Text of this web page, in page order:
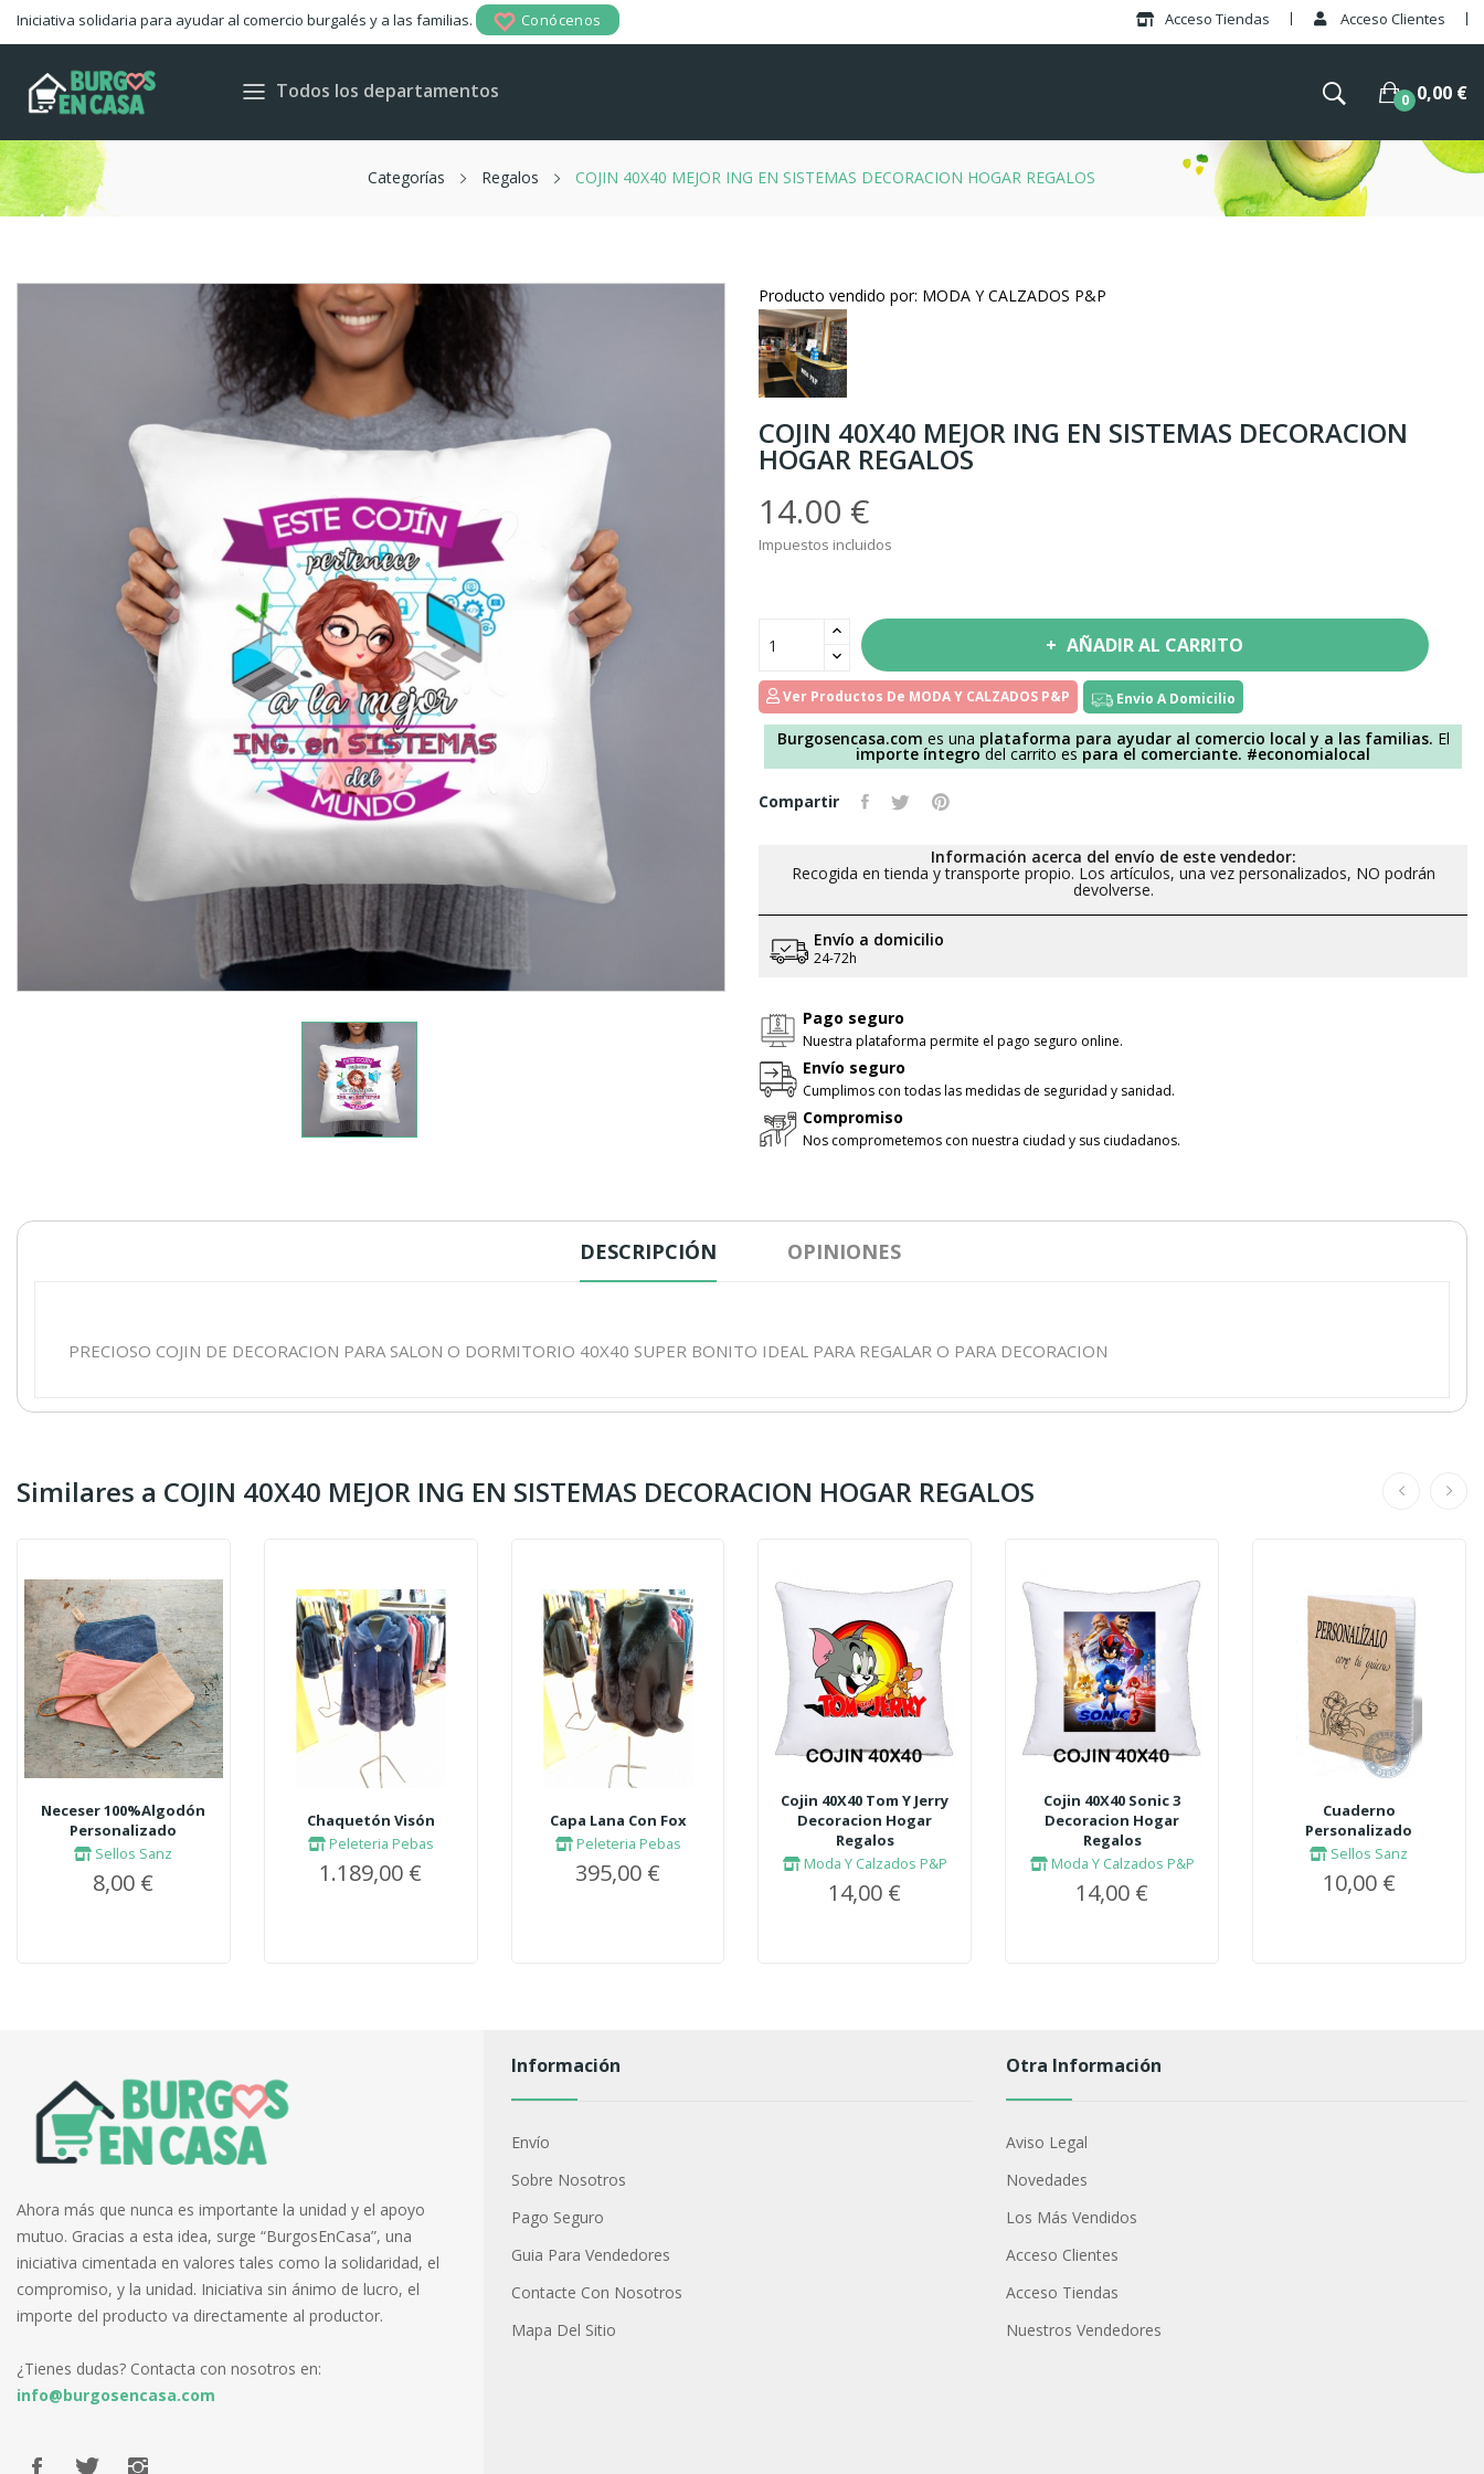
Acceso Clientes
Acceso Tiendas
Iniciativa solidaria para ayudar al comercio burgalés y a las familias. Conócenos
Todos los departamentos 0 0,00 €
Categorías Regalos COJIN 40X40 MEJOR ING EN SISTEMAS DECORACION HOGAR REGALOS
Producto vendido por: MODA Y CALZADOS P&P
COJIN 40X40 MEJOR ING EN SISTEMAS DECORACION
HOGAR REGALOS
14.00 €
Impuestos incluidos
AÑADIR AL CARRITO
Ver Productos De MODA Y CALZADOS P&P Envio A Domicilio
Burgosencasa.com es una plataforma para ayudar al comercio local y a las familias. El
importe íntegrodel carrito es para el comerciante. #economialocal
Compartir
Información acerca del envío de este vendedor:
Recogida en tienda y transporte propio. Los artículos, una vez personalizados, NO podrán
devolverse.
Envío a domicilio
24-72h
Pago seguro
Nuestra plataforma permite el pago seguro online.
Envío seguro
Cumplimos con todas las medidas de seguridad y sanidad.
Compromiso
Nos comprometemos con nuestra ciudad y sus ciudadanos.
DESCRIPCIÓN OPINIONES
PRECIOSO COJIN DE DECORACION PARA SALON O DORMITORIO 40X40 SUPER BONITO IDEAL PARA REGALAR O PARA DECORACION
Similares a COJIN 40X40 MEJOR ING EN SISTEMAS DECORACION HOGAR REGALOS
Neceser 100%Algodón
Personalizado
Sellos Sanz
8,00 €
Chaquetón Visón
Peleteria Pebas
1.189,00 €
Capa Lana Con Fox
Peleteria Pebas
395,00 €
Cojin 40X40 Tom Y Jerry
Decoracion Hogar
Regalos
Moda Y Calzados P&P
14,00 €
Cojin 40X40 Sonic 3
Decoracion Hogar
Regalos
Moda Y Calzados P&P
14,00 €
Cuaderno
Personalizado
Sellos Sanz
10,00 €
Ahora más que nunca es importante la unidad y el apoyo
mutuo. Gracias a esta idea, surge “BurgosEnCasa”, una
iniciativa cimentada en valores tales como la solidaridad, el
compromiso, y la unidad. Iniciativa sin ánimo de lucro, el
importe del producto va directamente al productor.
¿Tienes dudas? Contacta con nosotros en:
info@burgosencasa.com
Información
Envío
Sobre Nosotros
Pago Seguro
Guia Para Vendedores
Contacte Con Nosotros
Mapa Del Sitio
Otra Información
Aviso Legal
Novedades
Los Más Vendidos
Acceso Clientes
Acceso Tiendas
Nuestros Vendedores